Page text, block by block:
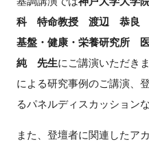
科 特命教授 渡辺 恭良
基盤・健康・栄養研究所
純 先生にご講演いただき
による研究事例のご講演、
るパネルディスカッション
また、登壇者に関連したア